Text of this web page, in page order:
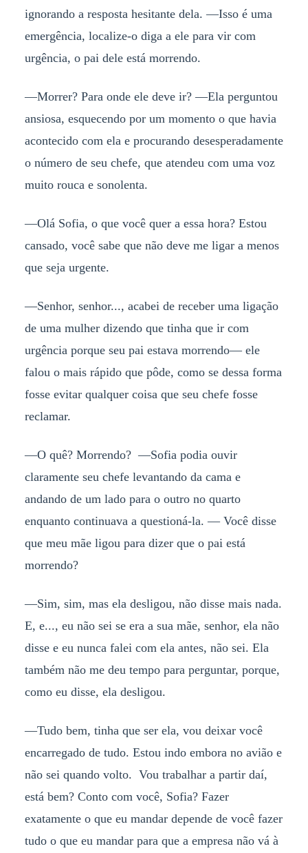
ignorando a resposta hesitante dela. —Isso é uma
emergência, localize-o diga a ele para vir com
urgência, o pai dele está morrendo.
—Morrer? Para onde ele deve ir? —Ela perguntou
ansiosa, esquecendo por um momento o que havia
acontecido com ela e procurando desesperadamente
o número de seu chefe, que atendeu com uma voz
muito rouca e sonolenta.
—Olá Sofia, o que você quer a essa hora? Estou
cansado, você sabe que não deve me ligar a menos
que seja urgente.
—Senhor, senhor..., acabei de receber uma ligação
de uma mulher dizendo que tinha que ir com
urgência porque seu pai estava morrendo— ele
falou o mais rápido que pôde, como se dessa forma
fosse evitar qualquer coisa que seu chefe fosse
reclamar.
—O quê? Morrendo? —Sofia podia ouvir
claramente seu chefe levantando da cama e
andando de um lado para o outro no quarto
enquanto continuava a questioná-la. — Você disse
que meu mãe ligou para dizer que o pai está
morrendo?
—Sim, sim, mas ela desligou, não disse mais nada.
E, e..., eu não sei se era a sua mãe, senhor, ela não
disse e eu nunca falei com ela antes, não sei. Ela
também não me deu tempo para perguntar, porque,
como eu disse, ela desligou.
—Tudo bem, tinha que ser ela, vou deixar você
encarregado de tudo. Estou indo embora no avião e
não sei quando volto. Vou trabalhar a partir daí,
está bem? Conto com você, Sofia? Fazer
exatamente o que eu mandar depende de você fazer
tudo o que eu mandar para que a empresa não vá à